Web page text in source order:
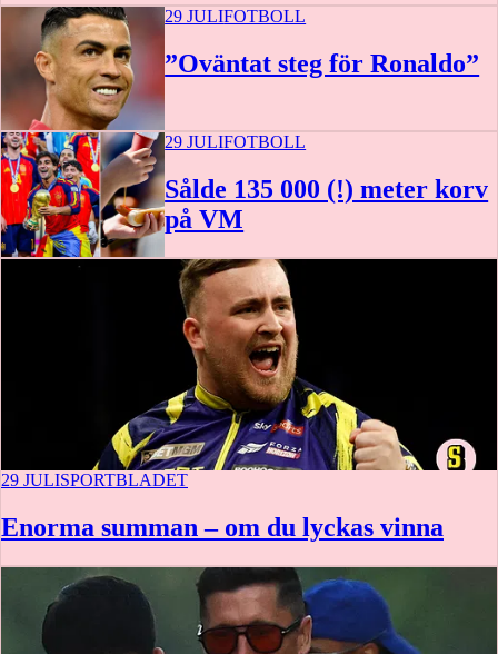
29 JULIFOTBOLL
”Oväntat steg för Ronaldo”
29 JULIFOTBOLL
Sålde 135 000 (!) meter korv
på VM
29 JULISPORTBLADET
Enorma summan – om du lyckas vinna